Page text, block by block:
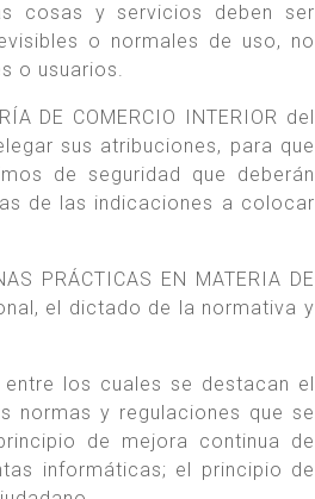
cosas y servicios deben ser
o normales de uso, no
o usuarios.
DE COMERCIO INTERIOR del
sus atribuciones, para que
de seguridad que deberán
de las indicaciones a colocar
PRÁCTICAS EN MATERIA DE
el dictado de la normativa y
los cuales se destacan el
normas y regulaciones que se
de mejora continua de
informáticas; el principio de